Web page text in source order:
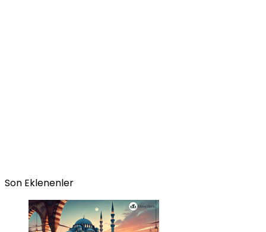
Son Eklenenler